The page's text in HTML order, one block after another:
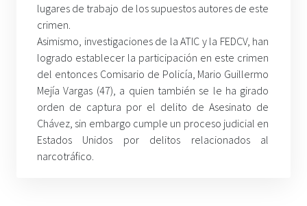
lugares de trabajo de los supuestos autores de este
crimen.
Asimismo, investigaciones de la ATIC y la FEDCV, han
logrado establecer la participación en este crimen
del entonces Comisario de Policía, Mario Guillermo
Mejía Vargas (47), a quien también se le ha girado
orden de captura por el delito de Asesinato de
Chávez, sin embargo cumple un proceso judicial en
Estados Unidos por delitos relacionados al
narcotráfico.